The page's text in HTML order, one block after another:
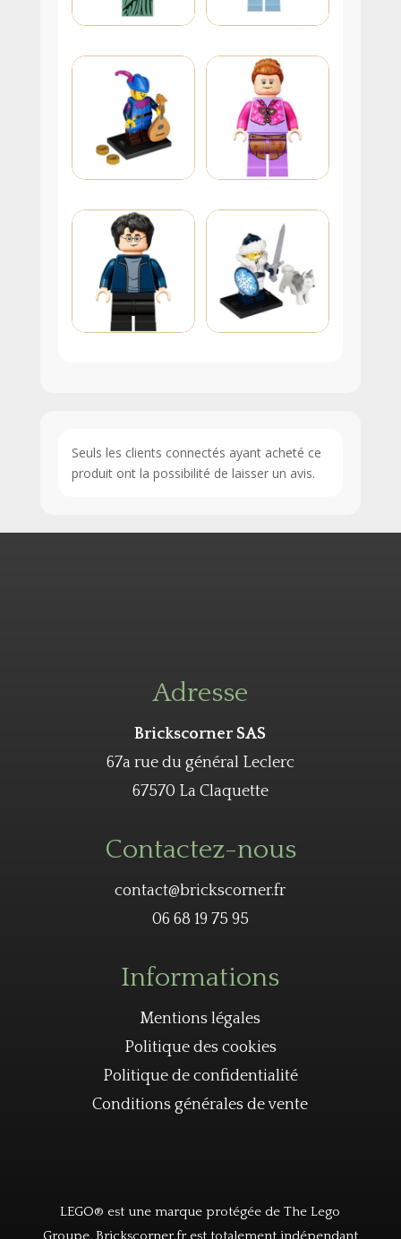
Seuls les clients connectés ayant acheté ce
produit ont la possibilité de laisser un avis.
Adresse
Brickscorner SAS
67a rue du général Leclerc
67570 La Claquette
Contactez-nous
contact@brickscorner.fr
06 68 19 75 95
Informations
Mentions légales
Politique des cookies
Politique de confidentialité
Conditions générales de vente
LEGO® est une marque protégée de The Lego